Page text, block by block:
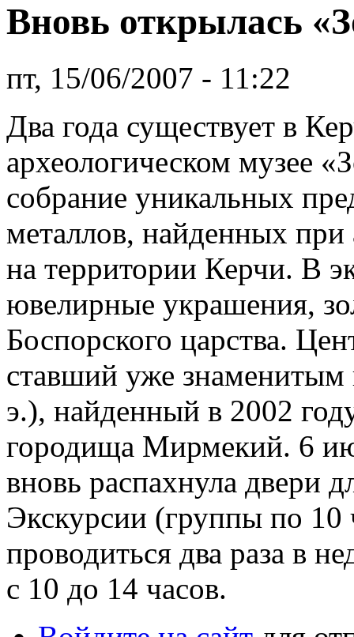
Вновь открылась
пт, 15/06/2007 - 11:22
Два года существует в
археологическом музее
собрание уникальных
металлов, найденных при
на территории Керчи. В
ювелирные украшения,
Боспорского царства.
ставший уже знаменитым
э.), найденный в 2002
городища Мирмекий. 6
вновь распахнула двери
Экскурсии (группы по 10
проводиться два раза в
с 10 до 14 часов.